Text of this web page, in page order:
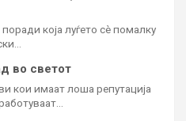
која луѓето сè помалку
во светот
кои имаат лоша репутација